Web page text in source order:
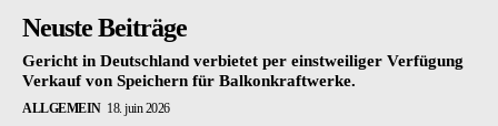
Neuste Beiträge
Gericht in Deutschland verbietet per einstweiliger Verfügung
Verkauf von Speichern für Balkonkraftwerke.
ALLGEMEIN 18. juin 2026